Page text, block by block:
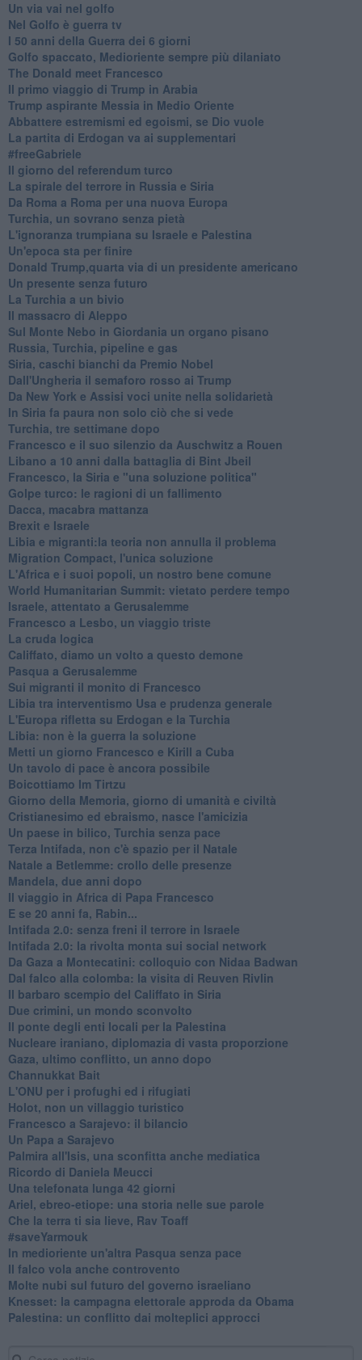
Un via vai nel golfo
Nel Golfo è guerra tv
I 50 anni della Guerra dei 6 giorni
Golfo spaccato, Medioriente sempre più dilaniato
The Donald meet Francesco
Il primo viaggio di Trump in Arabia
Trump aspirante Messia in Medio Oriente
Abbattere estremismi ed egoismi, se Dio vuole
La partita di Erdogan va ai supplementari
#freeGabriele
Il giorno del referendum turco
La spirale del terrore in Russia e Siria
Da Roma a Roma per una nuova Europa
Turchia, un sovrano senza pietà
L'ignoranza trumpiana su Israele e Palestina
Un'epoca sta per finire
Donald Trump,quarta via di un presidente americano
Un presente senza futuro
La Turchia a un bivio
Il massacro di Aleppo
Sul Monte Nebo in Giordania un organo pisano
Russia, Turchia, pipeline e gas
Siria, caschi bianchi da Premio Nobel
Dall'Ungheria il semaforo rosso ai Trump
Da New York e Assisi voci unite nella solidarietà
In Siria fa paura non solo ciò che si vede
Turchia, tre settimane dopo
Francesco e il suo silenzio da Auschwitz a Rouen
Libano a 10 anni dalla battaglia di Bint Jbeil
Francesco, la Siria e "una soluzione politica"
Golpe turco: le ragioni di un fallimento
Dacca, macabra mattanza
Brexit e Israele
Libia e migranti:la teoria non annulla il problema
Migration Compact, l'unica soluzione
L'Africa e i suoi popoli, un nostro bene comune
World Humanitarian Summit: vietato perdere tempo
Israele, attentato a Gerusalemme
Francesco a Lesbo, un viaggio triste
La cruda logica
Califfato, diamo un volto a questo demone
Pasqua a Gerusalemme
Sui migranti il monito di Francesco
Libia tra interventismo Usa e prudenza generale
L'Europa rifletta su Erdogan e la Turchia
Libia: non è la guerra la soluzione
Metti un giorno Francesco e Kirill a Cuba
Un tavolo di pace è ancora possibile
Boicottiamo Im Tirtzu
Giorno della Memoria, giorno di umanità e civiltà
Cristianesimo ed ebraismo, nasce l'amicizia
Un paese in bilico, Turchia senza pace
Terza Intifada, non c'è spazio per il Natale
Natale a Betlemme: crollo delle presenze
Mandela, due anni dopo
Il viaggio in Africa di Papa Francesco
E se 20 anni fa, Rabin...
Intifada 2.0: senza freni il terrore in Israele
Intifada 2.0: la rivolta monta sui social network
Da Gaza a Montecatini: colloquio con Nidaa Badwan
Dal falco alla colomba: la visita di Reuven Rivlin
Il barbaro scempio del Califfato in Siria
Due crimini, un mondo sconvolto
Il ponte degli enti locali per la Palestina
Nucleare iraniano, diplomazia di vasta proporzione
Gaza, ultimo conflitto, un anno dopo
Channukkat Bait
L'ONU per i profughi ed i rifugiati
Holot, non un villaggio turistico
Francesco a Sarajevo: il bilancio
Un Papa a Sarajevo
Palmira all'Isis, una sconfitta anche mediatica
Ricordo di Daniela Meucci
​Una telefonata lunga 42 giorni
​Ariel, ebreo-etiope: una storia nelle sue parole
Che la terra ti sia lieve, Rav Toaff
​#saveYarmouk
​In medioriente un'altra Pasqua senza pace
​Il falco vola anche controvento
Molte nubi sul futuro del governo israeliano
Knesset: la campagna elettorale approda da Obama
Palestina: un conflitto dai molteplici approcci